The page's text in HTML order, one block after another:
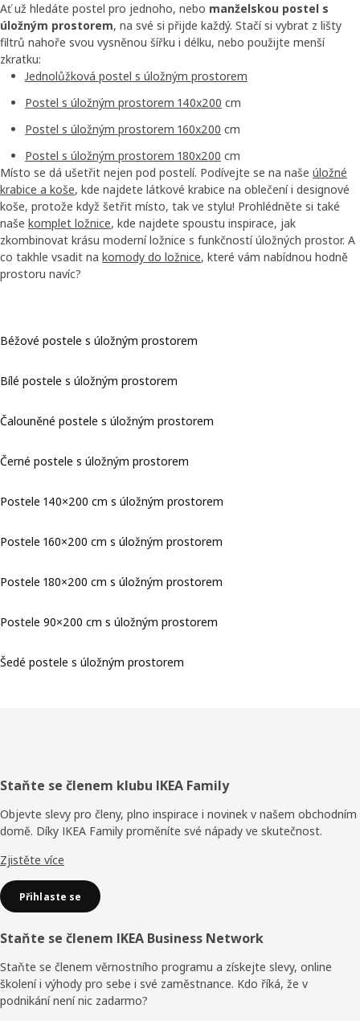
Ať už hledáte postel pro jednoho, nebo manželskou postel s
úložným prostorem, na své si přijde každý. Stačí si vybrat z lišty
filtrů nahoře svou vysněnou šířku i délku, nebo použijte menší
zkratku:
Jednolůžková postel s úložným prostorem
Postel s úložným prostorem 140x200 cm
Postel s úložným prostorem 160x200 cm
Postel s úložným prostorem 180x200 cm
Místo se dá ušetřit nejen pod postelí. Podívejte se na naše úložné
krabice a koše, kde najdete látkové krabice na oblečení i designové
koše, protože když šetřit místo, tak ve stylu! Prohlédněte si také
naše komplet ložnice, kde najdete spoustu inspirace, jak
zkombinovat krásu moderní ložnice s funkčností úložných prostor. A
co takhle vsadit na komody do ložnice, které vám nabídnou hodně
prostoru navíc?
Béžové postele s úložným prostorem
Bílé postele s úložným prostorem
Čalouněné postele s úložným prostorem
Černé postele s úložným prostorem
Postele 140×200 cm s úložným prostorem
Postele 160×200 cm s úložným prostorem
Postele 180×200 cm s úložným prostorem
Postele 90×200 cm s úložným prostorem
Šedé postele s úložným prostorem
Zápatí
Staňte se členem klubu IKEA Family
Objevte slevy pro členy, plno inspirace i novinek v našem obchodním
domě. Díky IKEA Family proměníte své nápady ve skutečnost.
Zjistěte více
Přihlaste se
Staňte se členem IKEA Business Network
Staňte se členem věrnostního programu a získejte slevy, online
školení i výhody pro sebe i své zaměstnance. Kdo říká, že v
podnikání není nic zadarmo?